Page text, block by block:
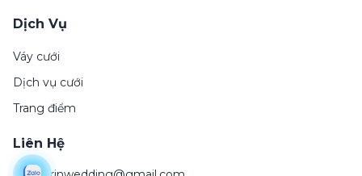
Dịch Vụ
Váy cưới
Dịch vụ cưới
Trang điểm
Liên Hệ